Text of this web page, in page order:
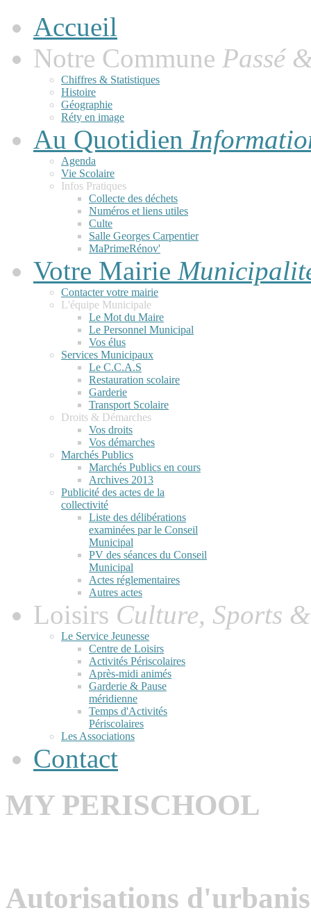
Accueil
Notre Commune Passé
Chiffres & Statistiques
Histoire
Géographie
Réty en image
Au Quotidien
Agenda
Vie Scolaire
Infos Pratiques
Collecte des déchets
Numéros et liens utiles
Culte
Salle Georges Carpentier
MaPrimeRénov'
Votre Mairie
Contacter votre mairie
L'équipe Municipale
Le Mot du Maire
Le Personnel Municipal
Vos élus
Services Municipaux
Le C.C.A.S
Restauration scolaire
Garderie
Transport Scolaire
Droits & Démarches
Vos droits
Vos démarches
Marchés Publics
Marchés Publics en cours
Archives 2013
Publicité des actes de la
collectivité
Liste des délibérations
examinées par le Conseil
Municipal
PV des séances du Conseil
Municipal
Actes réglementaires
Autres actes
Loisirs Culture, Sports
Le Service Jeunesse
Centre de Loisirs
Activités Périscolaires
Après-midi animés
Garderie & Pause
méridienne
Temps d'Activités
Périscolaires
Les Associations
Contact
MY PERISCHOOL
Autorisations